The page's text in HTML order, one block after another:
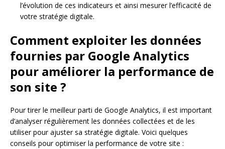
l’évolution de ces indicateurs et ainsi mesurer l’efficacité de
votre stratégie digitale.
Comment exploiter les données
fournies par Google Analytics
pour améliorer la performance de
son site ?
Pour tirer le meilleur parti de Google Analytics, il est important
d’analyser régulièrement les données collectées et de les
utiliser pour ajuster sa stratégie digitale. Voici quelques
conseils pour optimiser la performance de votre site :